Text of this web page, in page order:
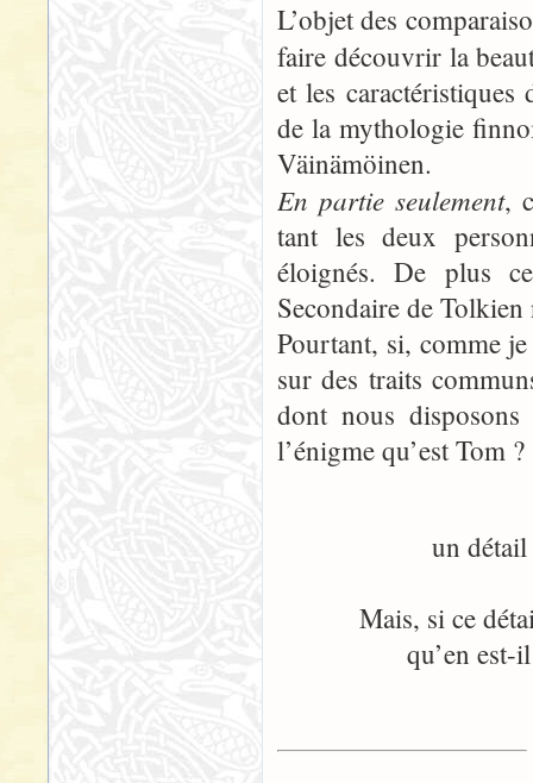
L’objet des
faire découvrir la
et les
de la mythologie
Väinämöinen.
En partie seulement,
tant les deux
éloignés. De plus
Secondaire de Tolkien
Pourtant, si, comme
sur des traits
dont nous
l’énigme qu’est Tom ?
un détail
Mais, si ce
qu’en est-